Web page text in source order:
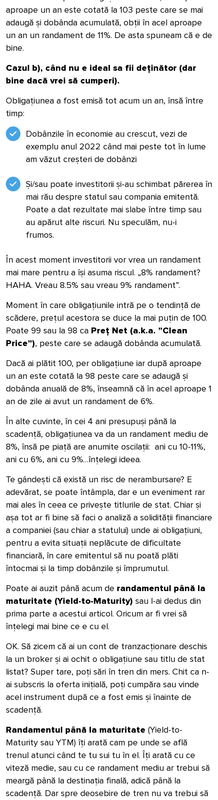
aproape un an este cotată la 103 peste care se mai
adaugă și dobânda acumulată, obții în acel aproape
un an un randament de 11%. De asta spuneam că e de
bine.
Cazul b), când nu e ideal sa fii deținător (dar
bine dacă vrei să cumperi).
Obligațiunea a fost emisă tot acum un an, însă între
timp:
Dobânzile în economie au crescut, vezi de
exemplu anul 2022 când mai peste tot în lume
am văzut creșteri de dobânzi
Și/sau poate investitorii și-au schimbat părerea în
mai rău despre statul sau compania emitentă.
Poate a dat rezultate mai slabe între timp sau
au apărut alte riscuri. Nu speculăm, nu-i
frumos.
În acest moment investitorii vor vrea un randament
mai mare pentru a își asuma riscul. „8% randament?
HAHA. Vreau 8.5% sau vreau 9% randament”.
Moment în care obligațiunile intră pe o tendință de
scădere, prețul acestora se duce la mai puțin de 100.
Poate 99 sau la 98 ca Preț Net (a.k.a. ”Clean
Price”), peste care se adaugă dobânda acumulată.
Dacă ai plătit 100, per obligațiune iar după aproape
un an este cotată la 98 peste care se adaugă și
dobânda anuală de 8%, înseamnă că în acel aproape 1
an de zile ai avut un randament de 6%.
În alte cuvinte, în cei 4 ani presupuși până la
scadență, obligațiunea va da un randament mediu de
8%, însă pe piață are anumite oscilații: ani cu 10-11%,
ani cu 6%, ani cu 9%…înțelegi ideea.
Te gândești că există un risc de nerambursare? E
adevărat, se poate întâmpla, dar e un eveniment rar
mai ales în ceea ce privește titlurile de stat. Chiar și
așa tot ar fi bine să faci o analiză a solidității financiare
a companiei (sau chiar a statului) unde ai obligațiuni,
pentru a evita situații neplăcute de dificultate
financiară, în care emitentul să nu poată plăti
întocmai și la timp dobânzile și împrumutul.
Poate ai auzit până acum de randamentul până la
maturitate (Yield-to-Maturity) sau l-ai dedus din
prima parte a acestui articol. Oricum ar fi vrei să
înțelegi mai bine ce e cu el.
OK. Să zicem că ai un cont de tranzacționare deschis
la un broker și ai ochit o obligațiune sau titlu de stat
listat? Super tare, poți sări în tren din mers. Chit ca n-
ai subscris la oferta inițială, poți cumpăra sau vinde
acel instrument după ce a fost emis și înainte de
scadență.
Randamentul până la maturitate (Yield-to-
Maturity sau YTM) îți arată cam pe unde se află
trenul atunci când te tu sui tu în el. Îți arată cu ce
viteză medie, sau cu ce randament mediu ar trebui să
meargă până la destinația finală, adică până la
scadență. Dar spre deosebire de tren nu va trebui să